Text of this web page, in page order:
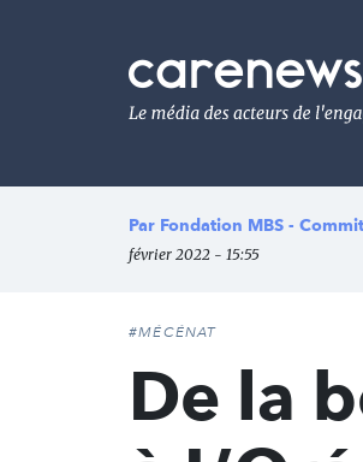
Le
média
de
l'engagement
Par Fondation MBS -
février 2022 - 15:55
#MÉCÉNAT
De la